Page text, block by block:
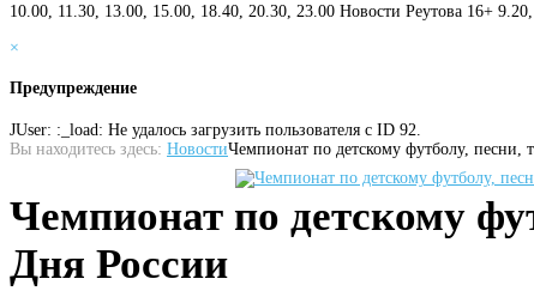
10.00, 11.30, 13.00, 15.00, 18.40, 20.30, 23.00 Новости Реутова 16+
×
Предупреждение
JUser: :_load: Не удалось загрузить пользователя с ID 92.
Вы находитесь здесь: НовостиЧемпионат по детскому футболу,
Чемпионат по детскому
Дня России